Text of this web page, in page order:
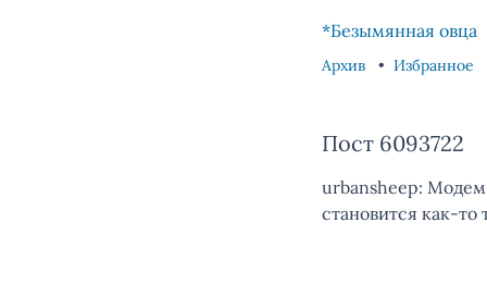
*Безымянная овца
Архив Избранное
Пост 6093722
urbansheep: Модем
становится как-